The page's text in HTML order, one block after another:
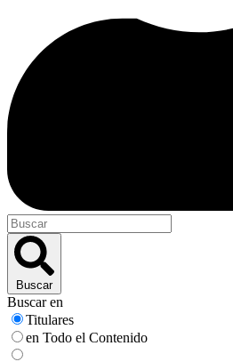
Buscar
Buscar en
Titulares
en Todo el Contenido